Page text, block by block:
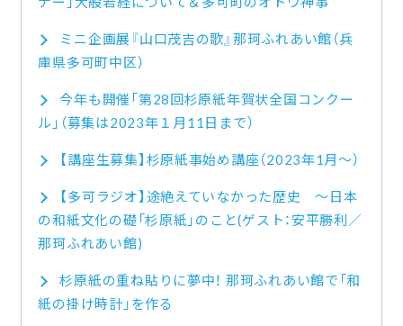
ミニ企画展『山口茂吉の歌』那珂ふれあい館（兵
庫県多可町中区）
今年も開催「第28回杉原紙年賀状全国コンクー
ル」（募集は2023年１月11日まで）
【講座生募集】杉原紙事始め講座（2023年1月～）
【多可ラジオ】途絶えていなかった歴史 ～日本
の和紙文化の礎「杉原紙」のこと(ゲスト：安平勝利／
那珂ふれあい館)
杉原紙の重ね貼りに夢中！ 那珂ふれあい館で「和
紙の掛け時計」を作る